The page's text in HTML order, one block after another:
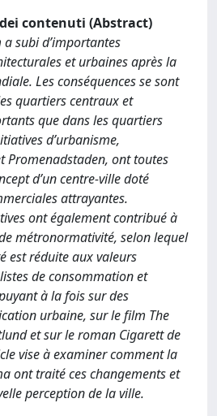
contenuti (Abstract)
subi d’importantes
et urbaines après la
Les conséquences se sont
quartiers centraux et
que dans les quartiers
d’urbanisme,
Promenadstaden, ont toutes
d’un centre-ville doté
attrayantes.
ont également contribué à
métronormativité, selon lequel
est réduite aux valeurs
de consommation et
à la fois sur des
urbaine, sur le film The
et sur le roman Cigarett de
vise à examiner comment la
ont traité ces changements et
perception de la ville.